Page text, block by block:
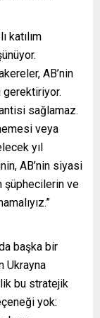
katılım
AB’nin
sağlamaz.
veya
yıl
AB’nin siyasi
şüphecilerin ve
başka bir
Ukrayna
bu stratejik
yok: